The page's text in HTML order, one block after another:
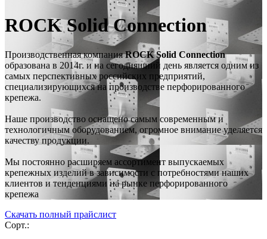
ROCK Solid Connection
Производственная компанияROCK Solid Connection
образована в 2014г. и на сегодняшний день является одним из
самых перспективных российских предприятий,
специализирующихся на производстве перфорированного
крепежа.
Наше производство оснащено самым современным и
технологичным оборудованием, огромное внимание уделяется
качеству продукции.
Мы постоянно расширяем ассортимент выпускаемых
крепежных изделий в зависимости с потребностями наших
клиентов и тенденциями на рынке перфорированного
крепежа
Скачать полный прайслист
Сорт.: